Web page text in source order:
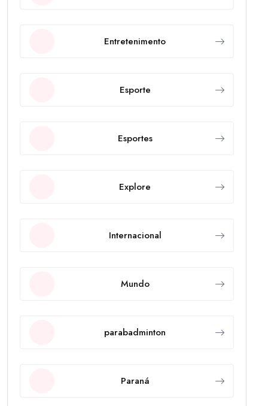
Entretenimento
Esporte
Esportes
Explore
Internacional
Mundo
parabadminton
Paraná